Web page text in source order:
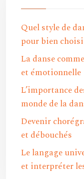
Quel style de
pour bien
La danse
et émotionnelle
L’importance
monde de la
Devenir
et débouchés
Le langage
et interpréter